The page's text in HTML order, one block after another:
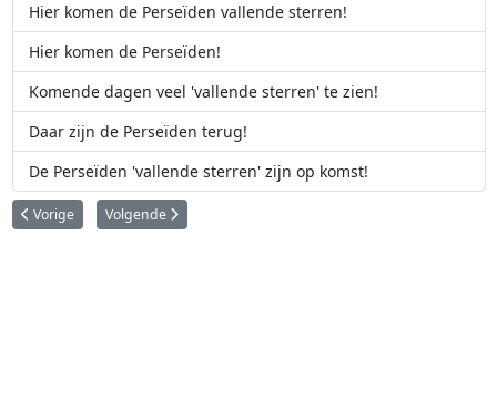
Hier komen de Perseïden vallende sterren!
Hier komen de Perseïden!
Komende dagen veel 'vallende sterren' te zien!
Daar zijn de Perseïden terug!
De Perseïden 'vallende sterren' zijn op komst!
Vorig artikel: Kijk eens naar een nova
Vorige Volgende artikel: Zondag is het 'supermaan'!
Volgende